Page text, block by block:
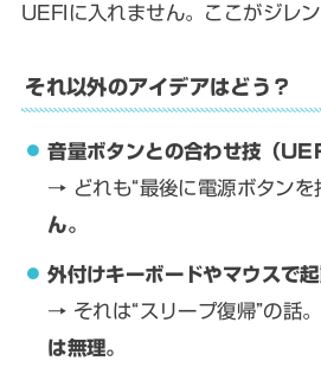
UEFIに入れません。ここがジレン
それ以外のアイデアはどう？
音量ボタンとの合わせ技（
→ どれも“最後に電源ボタンを
ん。
外付けキーボードやマウスで
→ それは“スリープ復帰”の話。
は無理。